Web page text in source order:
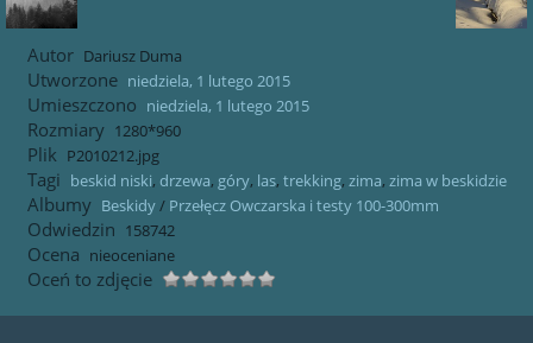
Autor Dariusz Duma
Utworzone niedziela, 1 lutego 2015
Umieszczono niedziela, 1 lutego 2015
Rozmiary 1280*960
Plik P2010212.jpg
Tagi beskid niski, drzewa, góry, las, trekking, zima, zima w beskidzie
Albumy Beskidy/ Przełęcz Owczarska i testy 100-300mm
Odwiedzin 158742
Ocena nieoceniane
Oceń to zdjęcie